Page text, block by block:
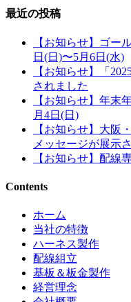
最近の投稿
【お知らせ】ゴー
日(日)〜5月6日(水)
【お知らせ】「
されました
【お知らせ】年末
月4日(日)
【お知らせ】大阪
メッセージが展示
【お知らせ】配線
Contents
ホーム
当社の特徴
ハーネス製作
配線組立
基板＆板金製作
経営理念